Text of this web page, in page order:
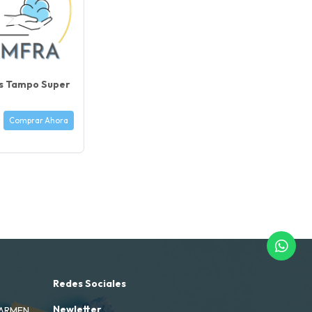
Tampo Super
Comprar Ahora
Redes Sociales
Newletter